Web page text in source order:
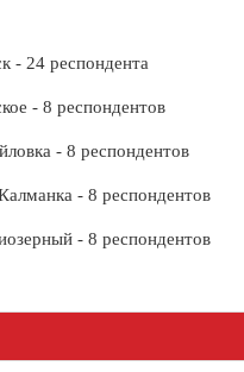
- 24 респондента
- 8 респондентов
- 8 респондентов
- 8 респондентов
- 8 респондентов